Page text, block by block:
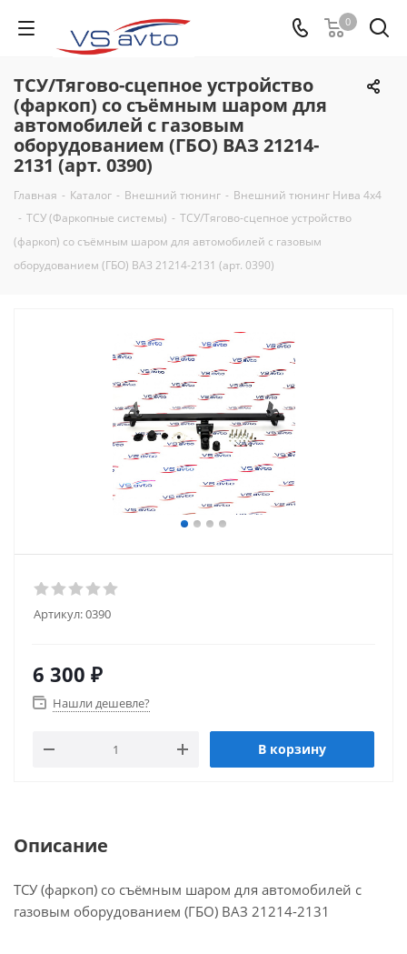
0
ТСУ/Тягово-сцепное устройство
(фаркоп) со съёмным шаром для
автомобилей с газовым
оборудованием (ГБО) ВАЗ 21214-
2131 (арт. 0390)
Главная - Каталог - Внешний тюнинг - Внешний тюнинг Нива 4х4
- ТСУ (Фаркопные системы) - ТСУ/Тягово-сцепное устройство
(фаркоп) со съёмным шаром для автомобилей с газовым
оборудованием (ГБО) ВАЗ 21214-2131 (арт. 0390)
Артикул:0390
6 300 ₽
Нашли дешевле?
В корзину
Описание
ТСУ (фаркоп) со съёмным шаром для автомобилей с
газовым оборудованием (ГБО) ВАЗ 21214-2131